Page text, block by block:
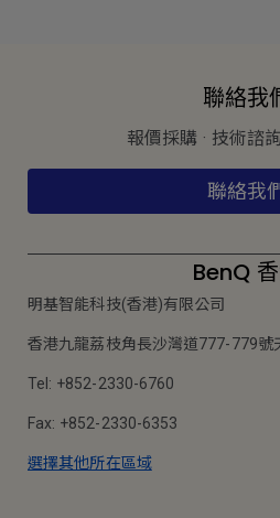
聯絡我
報價採購 · 技術諮
聯絡我
BenQ
明基智能科技(香港)有限公司
香港九龍荔枝角長沙灣道777-779號
Tel: +852-2330-6760
Fax: +852-2330-6353
選擇其他所在區域